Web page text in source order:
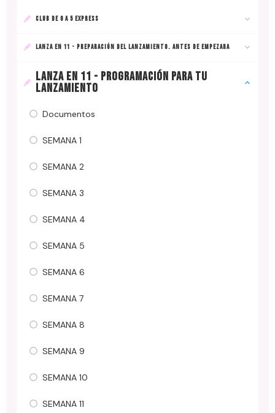
CLUB DE 0 A 5 EXPRESS
LANZA EN 11 - PREPARACIÓN DEL LANZAMIENTO. ANTES DE EMPEZARA
LANZA EN 11 - PROGRAMACIÓN PARA TU
LANZAMIENTO
Documentos
SEMANA 1
SEMANA 2
SEMANA 3
SEMANA 4
SEMANA 5
SEMANA 6
SEMANA 7
SEMANA 8
SEMANA 9
SEMANA 10
SEMANA 11